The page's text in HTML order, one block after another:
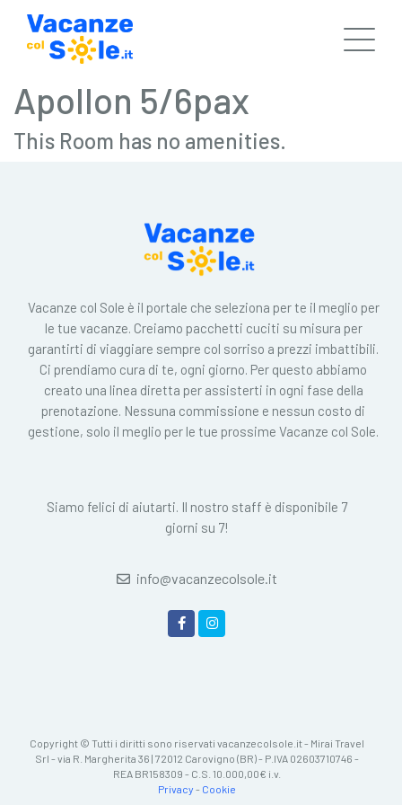
Apollon 5/6pax
This Room has no amenities.
Vacanze col Sole è il portale che seleziona per te il meglio per
le tue vacanze. Creiamo pacchetti cuciti su misura per
garantirti di viaggiare sempre col sorriso a prezzi imbattibili.
Ci prendiamo cura di te, ogni giorno. Per questo abbiamo
creato una linea diretta per assisterti in ogni fase della
prenotazione. Nessuna commissione e nessun costo di
gestione, solo il meglio per le tue prossime Vacanze col Sole.
Siamo felici di aiutarti. Il nostro staff è disponibile 7
giorni su 7!
info@vacanzecolsole.it
Copyright © Tutti i diritti sono riservati vacanzecolsole.it - Mirai Travel
Srl - via R. Margherita 36 | 72012 Carovigno (BR) - P.IVA 02603710746 -
REA BR158309 - C.S. 10.000,00€ i.v.
Privacy - Cookie